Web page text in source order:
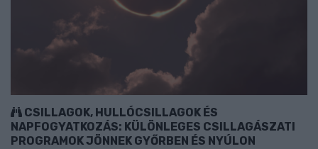
CSILLAGOK, HULLÓCSILLAGOK ÉS
NAPFOGYATKOZÁS: KÜLÖNLEGES CSILLAGÁSZATI
PROGRAMOK JÖNNEK GYŐRBEN ÉS NYÚLON